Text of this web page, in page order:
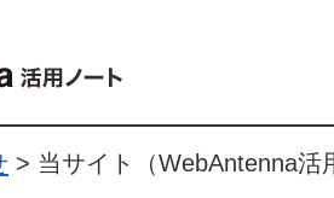
> 当サイト（WebAntenna活